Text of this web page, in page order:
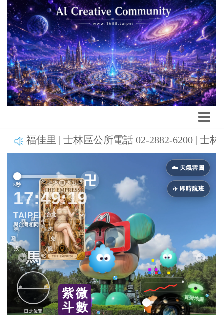
福佳里 | 士林區公所電話 02-2882-6200 | 士林
☁️ 天氣雲圖
✈️ 即時航班
紫微
斗數
1 2 3 4 5
5秒 10秒 15秒 卍
17:49:20
TAIPEI
與台灣相同
鼠
牛
虎
兔
龍
蛇
馬
羊
猴
雞
狗
豬
東 西
日之位置
Next